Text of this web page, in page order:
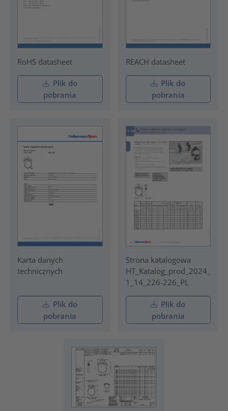
RoHS datasheet
Plik do
pobrania
REACH datasheet
Plik do
pobrania
Karta danych
technicznych
Plik do
pobrania
Strona katalogowa
HT_Katalog_prod_2024_
1_14_226-226_PL
Plik do
pobrania